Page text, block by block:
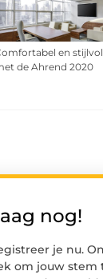
en
de Ahrend 2020
nog!
je nu.
om jouw stem